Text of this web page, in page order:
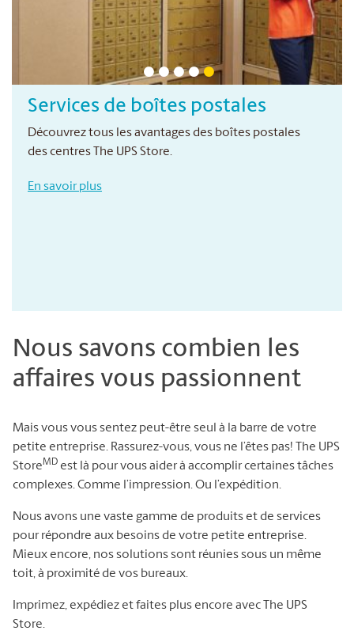
Services de boîtes postales
Découvrez tous les avantages des boîtes postales
des centres The UPS Store.
En savoir plus
Nous savons combien les
affaires vous passionnent
Mais vous vous sentez peut-être seul à la barre de votre
petite entreprise. Rassurez-vous, vous ne l’êtes pas! The UPS
StoreMD est là pour vous aider à accomplir certaines tâches
complexes. Comme l’impression. Ou l’expédition.
Nous avons une vaste gamme de produits et de services
pour répondre aux besoins de votre petite entreprise.
Mieux encore, nos solutions sont réunies sous un même
toit, à proximité de vos bureaux.
Imprimez, expédiez et faites plus encore avec The UPS
Store.